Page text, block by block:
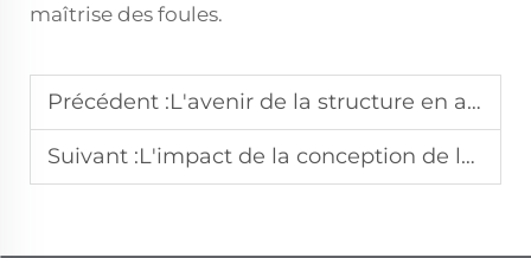
maîtrise des foules.
Précédent :L'avenir de la structure en aluminium dans l'architecture événementielle
Suivant :L'impact de la conception de la scène de concert en plein air sur le branding de l'événement